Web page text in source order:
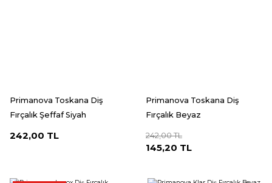
Primanova Toskana Diş
Fırçalık Şeffaf Siyah
242,00 TL
Primanova Toskana Diş
Fırçalık Beyaz
242,00 TL
145,20 TL